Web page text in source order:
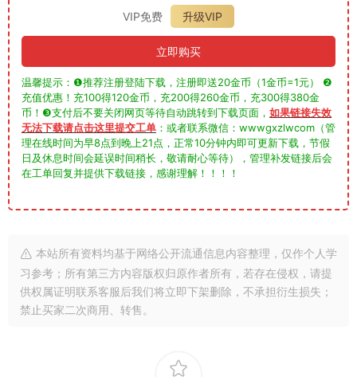
VIP免费
升级VIP
立即购买
温馨提示：❶推荐注册登陆下载，注册即送20金币（1金币=1元） ❷
充值优惠！充100得120金币，充200得260金币，充300得380金
币！❸支付后不要关闭网页等待自动跳转到下载页面， 如果链接失效
无法下载请点击这里提交工单 ：或者联系微信：wwwgxzlwcom（管
理在线时间为早8点到晚上21点，正常10分钟内即可更新下载，节假
日及休息时间会延误时间稍长，敬请耐心等待），管理补发链接后会
在工单回复并提供下载链接，感谢理解！！！！
本站所有资料均基于网络公开流通信息内容整理，仅作个人学
习参考；所有第三方内容版权归原作者所有，若存在侵权，请提
供权属证明联系客服后我们将立即下架删除，不承担衍生损失；
禁止买家二次商用、转售。